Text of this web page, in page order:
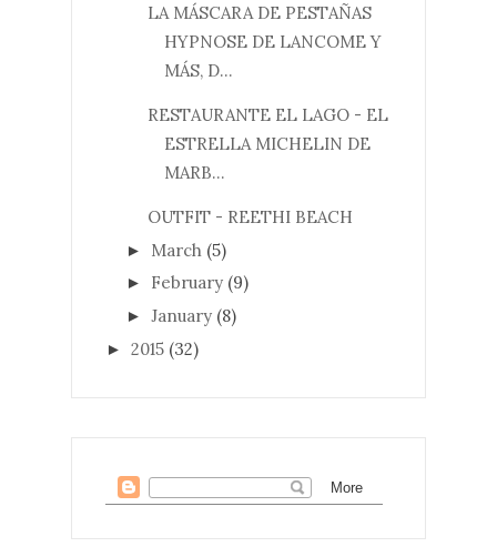
LA MÁSCARA DE PESTAÑAS
HYPNOSE DE LANCOME Y
MÁS, D...
RESTAURANTE EL LAGO - EL
ESTRELLA MICHELIN DE
MARB...
OUTFIT - REETHI BEACH
► March (5)
► February (9)
► January (8)
► 2015 (32)